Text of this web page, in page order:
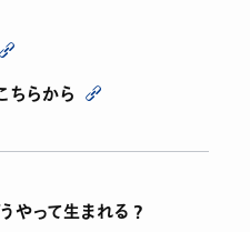
ちらから
やって生まれる？